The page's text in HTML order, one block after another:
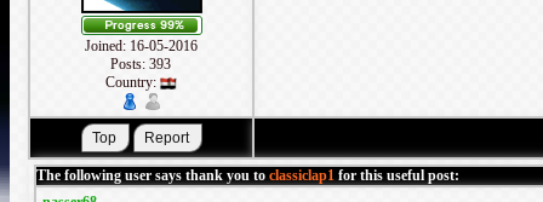
Joined: 16-05-2016
Posts: 393
Country:
The following user says thank you to classiclap1 for this useful post: